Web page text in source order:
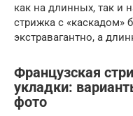
как на длинных, так и
стрижка с «каскадом»
экстравагантно, а
Французская
укладки:
фото